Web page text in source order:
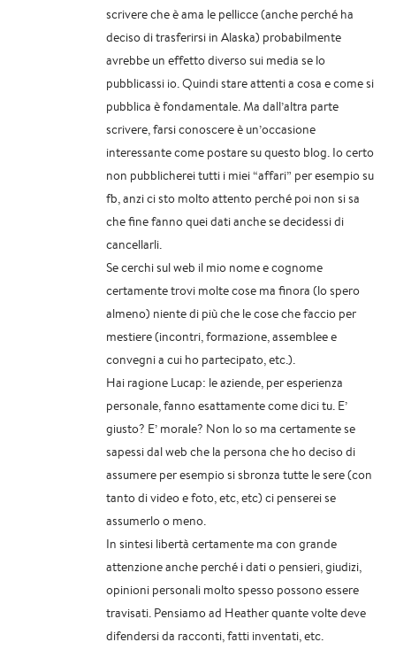
scrivere che è ama le pellicce (anche perché ha
deciso di trasferirsi in Alaska) probabilmente
avrebbe un effetto diverso sui media se lo
pubblicassi io. Quindi stare attenti a cosa e come si
pubblica è fondamentale. Ma dall’altra parte
scrivere, farsi conoscere è un’occasione
interessante come postare su questo blog. Io certo
non pubblicherei tutti i miei “affari” per esempio su
fb, anzi ci sto molto attento perché poi non si sa
che fine fanno quei dati anche se decidessi di
cancellarli.
Se cerchi sul web il mio nome e cognome
certamente trovi molte cose ma finora (lo spero
almeno) niente di più che le cose che faccio per
mestiere (incontri, formazione, assemblee e
convegni a cui ho partecipato, etc.).
Hai ragione Lucap: le aziende, per esperienza
personale, fanno esattamente come dici tu. E’
giusto? E’ morale? Non lo so ma certamente se
sapessi dal web che la persona che ho deciso di
assumere per esempio si sbronza tutte le sere (con
tanto di video e foto, etc, etc) ci penserei se
assumerlo o meno.
In sintesi libertà certamente ma con grande
attenzione anche perché i dati o pensieri, giudizi,
opinioni personali molto spesso possono essere
travisati. Pensiamo ad Heather quante volte deve
difendersi da racconti, fatti inventati, etc.